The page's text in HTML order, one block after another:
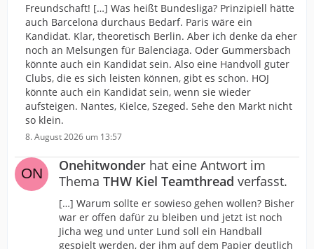
Freundschaft! […] Was heißt Bundesliga? Prinzipiell hätte
auch Barcelona durchaus Bedarf. Paris wäre ein
Kandidat. Klar, theoretisch Berlin. Aber ich denke da eher
noch an Melsungen für Balenciaga. Oder Gummersbach
könnte auch ein Kandidat sein. Also eine Handvoll guter
Clubs, die es sich leisten können, gibt es schon. HOJ
könnte auch ein Kandidat sein, wenn sie wieder
aufsteigen. Nantes, Kielce, Szeged. Sehe den Markt nicht
so klein.
8. August 2026 um 13:57
Onehitwonder hat eine Antwort im
Thema THW Kiel Teamthread verfasst.
[…] Warum sollte er sowieso gehen wollen? Bisher
war er offen dafür zu bleiben und jetzt ist noch
Jicha weg und unter Lund soll ein Handball
gespielt werden, der ihm auf dem Papier deutlich